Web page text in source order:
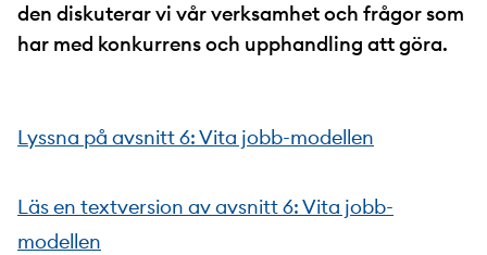
den diskuterar vi vår verksamhet och frågor som
har med konkurrens och upphandling att göra.
Lyssna på avsnitt 6: Vita jobb-modellen
Läs en textversion av avsnitt 6: Vita jobb-
modellen